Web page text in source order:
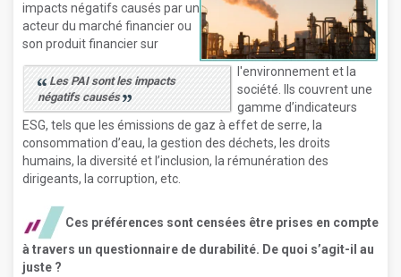
Les PAI sont les impacts
négatifs causés
impacts négatifs causés par un
acteur du marché financier ou
son produit financier sur
l'environnement et la
société. Ils couvrent une
gamme d’indicateurs
ESG, tels que les émissions de gaz à effet de serre, la
consommation d’eau, la gestion des déchets, les droits
humains, la diversité et l’inclusion, la rémunération des
dirigeants, la corruption, etc.
Ces préférences sont censées être prises en compte
à travers un questionnaire de durabilité. De quoi s’agit-il au
juste ?